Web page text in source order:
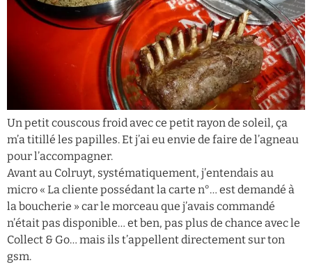
Un petit couscous froid avec ce petit rayon de soleil, ça
m’a titillé les papilles. Et j’ai eu envie de faire de l’agneau
pour l’accompagner.
Avant au Colruyt, systématiquement, j’entendais au
micro « La cliente possédant la carte n°… est demandé à
la boucherie » car le morceau que j’avais commandé
n’était pas disponible… et ben, pas plus de chance avec le
Collect & Go… mais ils t’appellent directement sur ton
gsm.